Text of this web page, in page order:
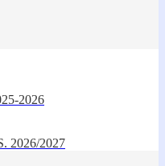
2026
2026/2027